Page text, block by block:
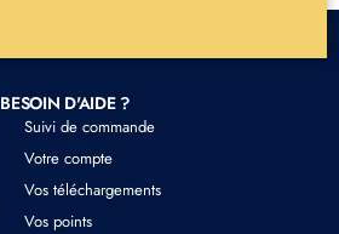
BESOIN D'AIDE ?
Suivi de commande
Votre compte
Vos téléchargements
Vos points